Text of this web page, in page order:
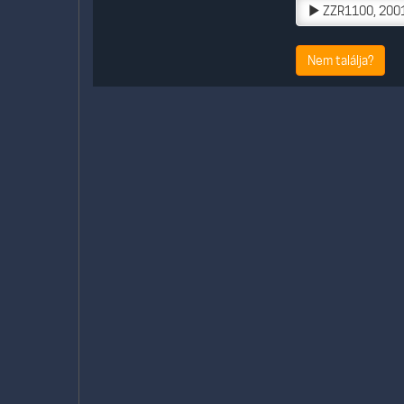
ZZR1100,
Nem találja?